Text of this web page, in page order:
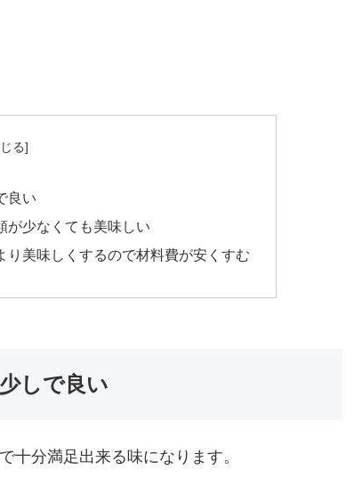
良い
が少なくても美味しい
美味しくするので材料費が安くすむ
しで良い
十分満足出来る味になります。